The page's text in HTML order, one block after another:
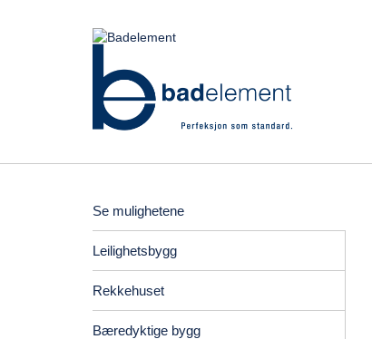
Se mulighetene
Leilighetsbygg
Rekkehuset
Bæredyktige bygg